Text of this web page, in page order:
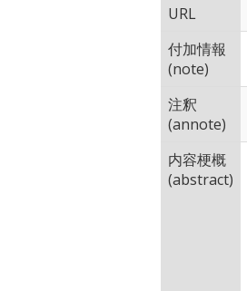
URL
付加情報
(note)
注釈
(annote)
内容梗概
(abstract)